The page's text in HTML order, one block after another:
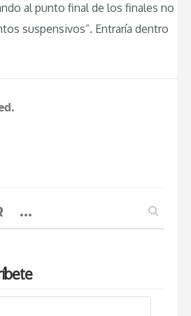
al punto final de los finales no
suspensivos”. Entraría dentro